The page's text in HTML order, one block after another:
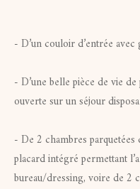
- D’un couloir d’entrée
- D’une belle pièce de vie
ouverte sur un séjour
- De 2 chambres
placard intégré permettant
bureau/dressing, voire de 2